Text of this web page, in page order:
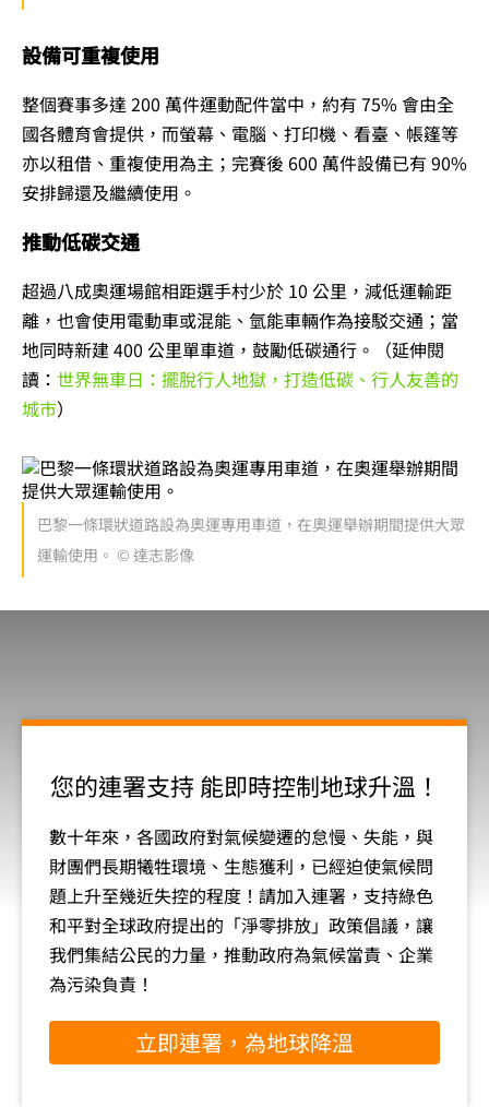
設備可重複使用
整個賽事多達 200 萬件運動配件當中，約有 75% 會由全
國各體育會提供，而螢幕、電腦、打印機、看臺、帳篷等
亦以租借、重複使用為主；完賽後 600 萬件設備已有 90%
安排歸還及繼續使用。
推動低碳交通
超過八成奧運場館相距選手村少於 10 公里，減低運輸距
離，也會使用電動車或混能、氫能車輛作為接駁交通；當
地同時新建 400 公里單車道，鼓勵低碳通行。（延伸閱
讀： 世界無車日：擺脫行人地獄，打造低碳、行人友善的
城市）
巴黎一條環狀道路設為奧運專用車道，在奧運舉辦期間提供大眾
運輸使用。 © 達志影像
您的連署支持 能即時控制地球升溫！
數十年來，各國政府對氣候變遷的怠慢、失能，與
財團們長期犧牲環境、生態獲利，已經迫使氣候問
題上升至幾近失控的程度！請加入連署，支持綠色
和平對全球政府提出的「淨零排放」政策倡議，讓
我們集結公民的力量，推動政府為氣候當責、企業
為污染負責！
立即連署，為地球降溫